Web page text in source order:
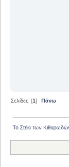
Σελίδες: [1]Πάνω
Το Στέκι των